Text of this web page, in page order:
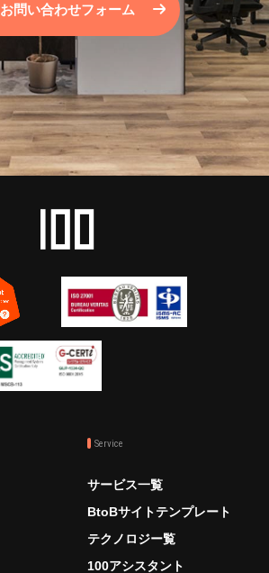
お問い合わせフォーム
Service
サービス一覧
BtoBサイトテンプレート
テクノロジー覧
100アシスタント